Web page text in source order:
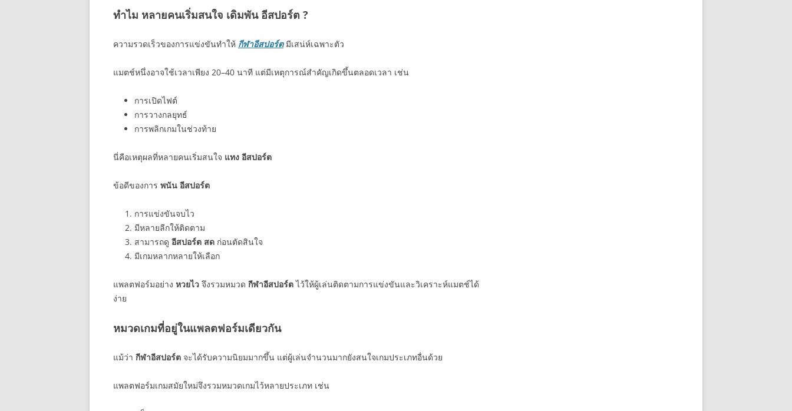
ทำไม หลายคนเริ่มสนใจ เดิมพัน อีสปอร์ต ?
ความรวดเร็วของการแข่งขันทำให้ กีฬาอีสปอร์ตมีเสน่ห์เฉพาะตัว
แมตช์หนึ่งอาจใช้เวลาเพียง 20–40 นาที แต่มีเหตุการณ์สำคัญเกิดขึ้นตลอดเวลา เช่น
การเปิดไฟต์
การวางกลยุทธ์
การพลิกเกมในช่วงท้าย
นี่คือเหตุผลที่หลายคนเริ่มสนใจ แทง อีสปอร์ต
ข้อดีของการ พนัน อีสปอร์ต
การแข่งขันจบไว
มีหลายลีกให้ติดตาม
สามารถดู อีสปอร์ต สด ก่อนตัดสินใจ
มีเกมหลากหลายให้เลือก
แพลตฟอร์มอย่าง หวยไว จึงรวมหมวด กีฬาอีสปอร์ตไว้ให้ผู้เล่นติดตามการแข่งขันและวิเคราะห์แมตช์ได้
ง่าย
หมวดเกมที่อยู่ในแพลตฟอร์มเดียวกัน
แม้ว่า กีฬาอีสปอร์ต จะได้รับความนิยมมากขึ้น แต่ผู้เล่นจำนวนมากยังสนใจเกมประเภทอื่นด้วย
แพลตฟอร์มเกมสมัยใหม่จึงรวมหมวดเกมไว้หลายประเภท เช่น